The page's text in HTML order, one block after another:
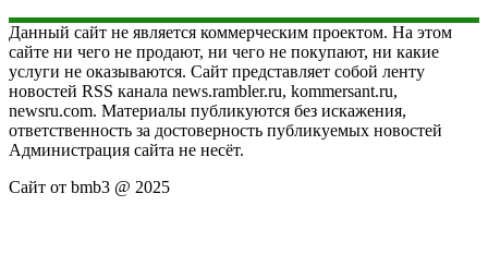
Данный сайт не является коммерческим проектом. На этом
сайте ни чего не продают, ни чего не покупают, ни какие
услуги не оказываются. Сайт представляет собой ленту
новостей RSS канала news.rambler.ru, kommersant.ru,
newsru.com. Материалы публикуются без искажения,
ответственность за достоверность публикуемых новостей
Администрация сайта не несёт.
Сайт от bmb3 @ 2025